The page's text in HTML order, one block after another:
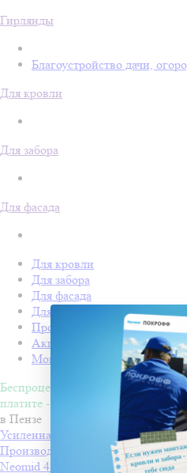
Гирлянды
Благоустройство дачи,
Для кровли
Для забора
Для фасада
Для кровли
Для забора
Для фасада
Для дачи
Производство Покрофф
Акции
Монтаж
Беспроцентная рассрочка на 4
платите - потом!
в Пензе
Усиленная односторонняя
Производитель
ИЗОСПАН
Neomid 450-II, Огнебиозащита II